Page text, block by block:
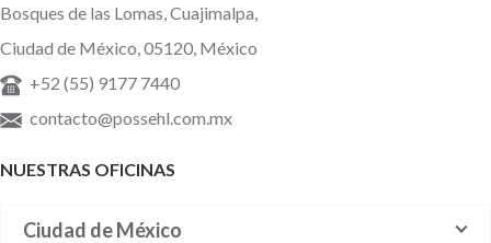
Bosques de las Lomas, Cuajimalpa,
Ciudad de México, 05120, México
+52 (55) 9177 7440
contacto@possehl.com.mx
NUESTRAS OFICINAS
Ciudad de México